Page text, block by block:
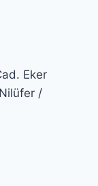
Eker
/